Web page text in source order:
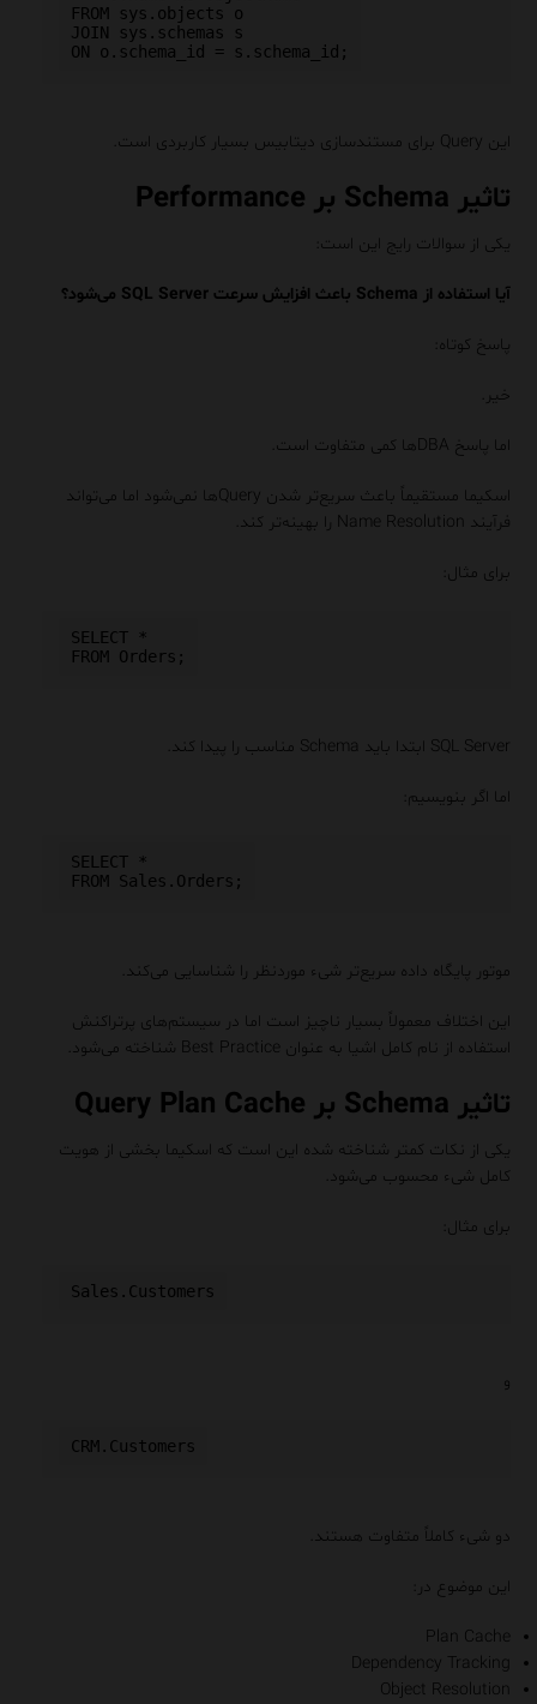
FROM sys.objects o
JOIN sys.schemas s
این Query برای مستندسازی دیتابیس بسیار کاربردی است.
تاثیر Schema بر Performance
یکی از سوالات رایج این است:
آیا استفاده از Schema باعث افزایش سرعت SQL Server می‌شود؟
پاسخ کوتاه:
خیر.
اما پاسخ DBAها کمی متفاوت است.
اسکیما مستقیماً باعث سریع‌تر شدن Queryها نمی‌شود اما می‌تواند
فرآیند Name Resolution را بهینه‌تر کند.
برای مثال:
SELECT *
SQL Server ابتدا باید Schema مناسب را پیدا کند.
اما اگر بنویسیم:
SELECT *
موتور پایگاه داده سریع‌تر شیء موردنظر را شناسایی می‌کند.
این اختلاف معمولاً بسیار ناچیز است اما در سیستم‌های پرتراکنش
استفاده از نام کامل اشیا به عنوان Best Practice شناخته می‌شود.
تاثیر Schema بر Query Plan Cache
یکی از نکات کمتر شناخته شده این است که اسکیما بخشی از هویت
کامل شیء محسوب می‌شود.
برای مثال:
و
دو شیء کاملاً متفاوت هستند.
این موضوع در:
Plan Cache
Dependency Tracking
Object Resolution